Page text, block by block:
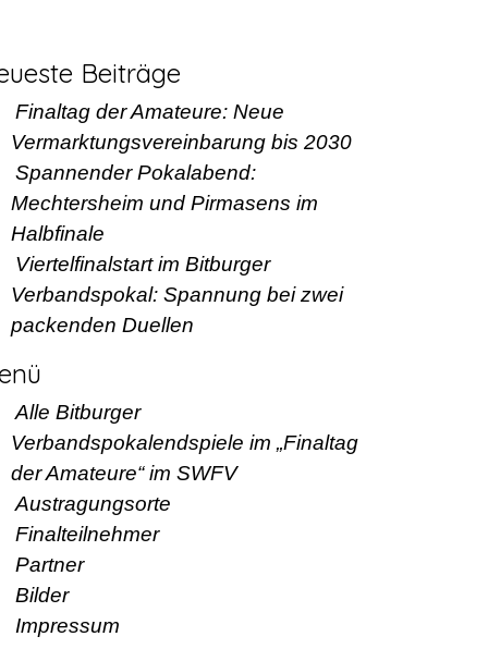
Beiträge
Finaltag der Amateure: Neue
Vermarktungsvereinbarung bis 2030
Spannender Pokalabend:
Mechtersheim und Pirmasens im
Halbfinale
Viertelfinalstart im Bitburger
Verbandspokal: Spannung bei zwei
packenden Duellen
Alle Bitburger
Verbandspokalendspiele im „Finaltag
der Amateure“ im SWFV
Austragungsorte
Finalteilnehmer
Partner
Bilder
Impressum